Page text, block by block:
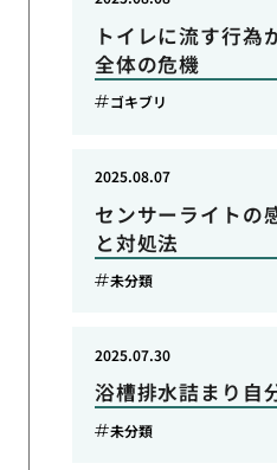
トイレに流す行為
全体の危機
ゴキブリ
センサーライトの
と対処法
2025.08.07
未分類
浴槽排水詰まり自
2025.07.30
未分類